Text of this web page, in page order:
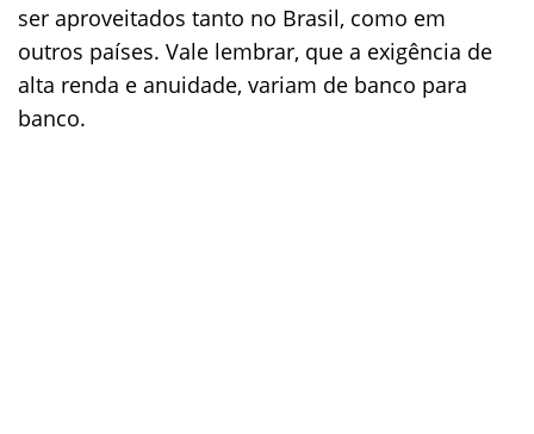
ser aproveitados tanto no Brasil, como em
outros países. Vale lembrar, que a exigência de
alta renda e anuidade, variam de banco para
banco.